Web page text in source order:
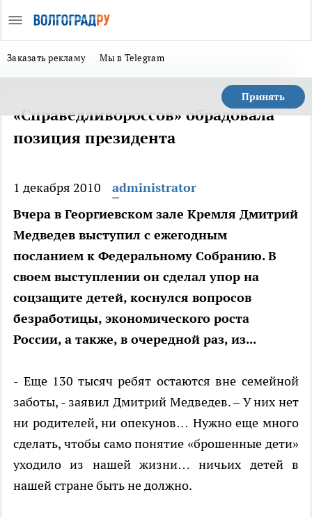
Заказать рекламу Мы в Telegram
Принять
«Справедливороссов» обрадовала
позиция президента
1 декабря 2010
administrator
Вчера в Георгиевском зале Кремля Дмитрий
Медведев выступил с ежегодным
посланием к Федеральному Собранию. В
своем выступлении он сделал упор на
соцзащите детей, коснулся вопросов
безработицы, экономического роста
России, а также, в очередной раз, из...
- Еще 130 тысяч ребят остаются вне семейной
заботы, - заявил Дмитрий Медведев. – У них нет
ни родителей, ни опекунов… Нужно еще много
сделать, чтобы само понятие «брошенные дети»
уходило из нашей жизни… ничьих детей в
нашей стране быть не должно.